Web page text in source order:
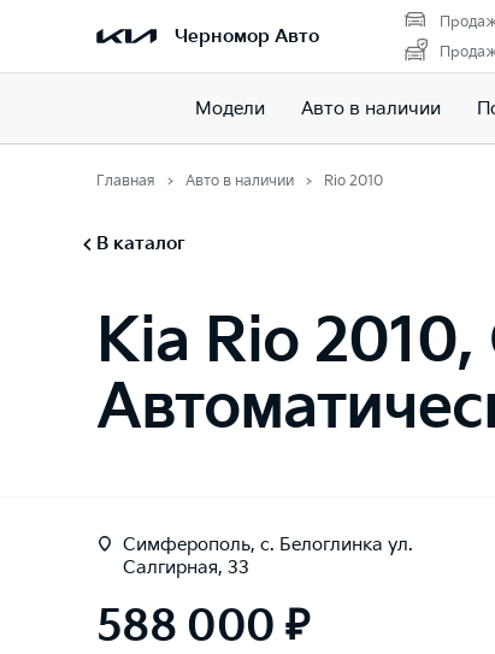
Черномор Авто
Модели Авто в наличии
Главная Авто в наличии Rio 2010
В каталог
Kia Rio 2010,
Симферополь, с. Белоглинка ул.
Салгирная, 33
588 000 ₽